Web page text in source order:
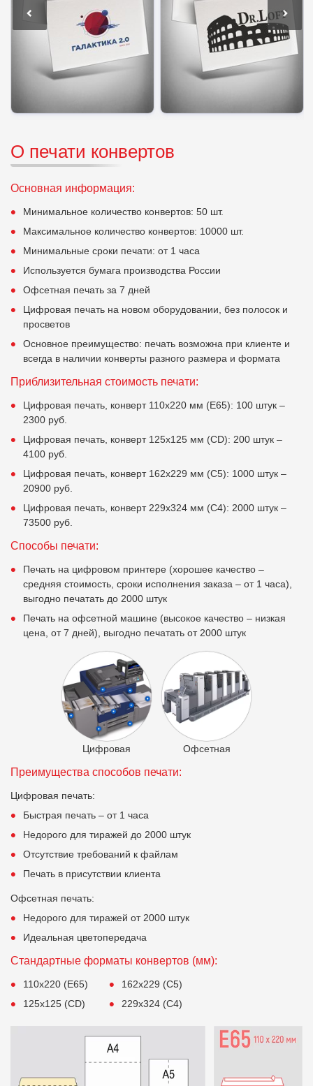
О печати конвертов
Основная информация:
Минимальное количество конвертов: 50 шт.
Максимальное количество конвертов: 10000 шт.
Минимальные сроки печати: от 1 часа
Используется бумага производства России
Офсетная печать за 7 дней
Цифровая печать на новом оборудовании, без полосок и
просветов
Основное преимущество: печать возможна при клиенте и
всегда в наличии конверты разного размера и формата
Приблизительная стоимость печати:
Цифровая печать, конверт 110х220 мм (E65): 100 штук –
2300 руб.
Цифровая печать, конверт 125х125 мм (CD): 200 штук –
4100 руб.
Цифровая печать, конверт 162х229 мм (C5): 1000 штук –
20900 руб.
Цифровая печать, конверт 229х324 мм (C4): 2000 штук –
73500 руб.
Способы печати:
Печать на цифровом принтере (хорошее качество –
средняя стоимость, сроки исполнения заказа – от 1 часа),
выгодно печатать до 2000 штук
Печать на офсетной машине (высокое качество – низкая
цена, от 7 дней), выгодно печатать от 2000 штук
Цифровая Офсетная
Преимущества способов печати:
Цифровая печать:
Быстрая печать – от 1 часа
Недорого для тиражей до 2000 штук
Отсутствие требований к файлам
Печать в присутствии клиента
Офсетная печать:
Недорого для тиражей от 2000 штук
Идеальная цветопередача
Стандартные форматы конвертов (мм):
110х220 (E65)
125х125 (CD)
162х229 (C5)
229х324 (C4)